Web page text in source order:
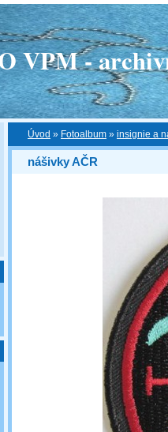
VPM -
Úvod » Fotoalbum » insignie a
nášivky AČR